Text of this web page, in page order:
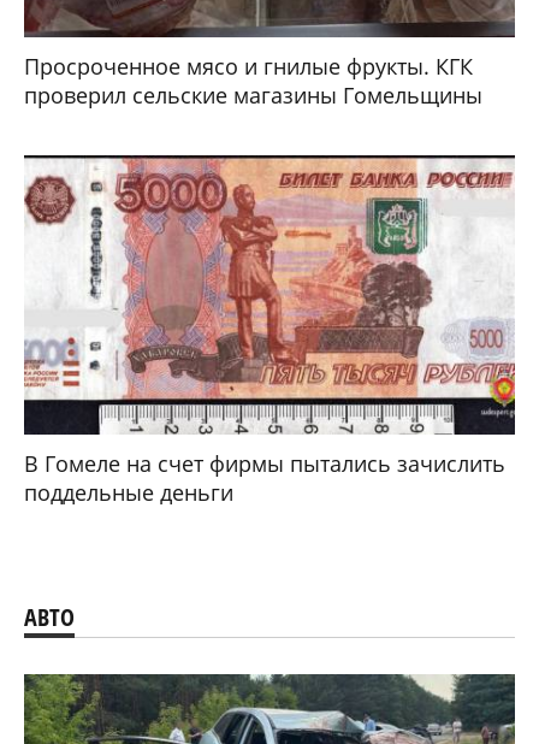
Просроченное мясо и гнилые фрукты. КГК
проверил сельские магазины Гомельщины
В Гомеле на счет фирмы пытались зачислить
поддельные деньги
АВТО